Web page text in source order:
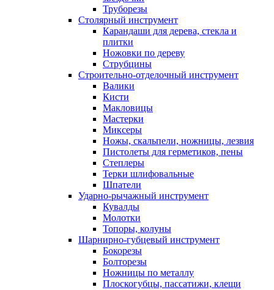
Труборезы
Столярный инструмент
Карандаши для дерева, стекла и
плитки
Ножовки по дереву
Струбцины
Строительно-отделочный инструмент
Валики
Кисти
Макловицы
Мастерки
Миксеры
Ножы, скальпели, ножницы, лезвия
Пистолеты для герметиков, пены
Степлеры
Терки шлифовальные
Шпатели
Ударно-рычажный инструмент
Кувалды
Молотки
Топоры, колуны
Шарнирно-губцевый инструмент
Бокорезы
Болторезы
Ножницы по металлу
Плоскогубцы, пассатижи, клещи